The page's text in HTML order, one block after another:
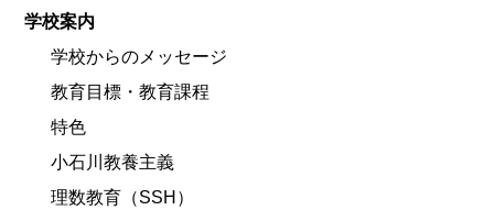
学校案内
学校からのメッセージ
教育目標・教育課程
特色
小石川教養主義
理数教育（SSH）